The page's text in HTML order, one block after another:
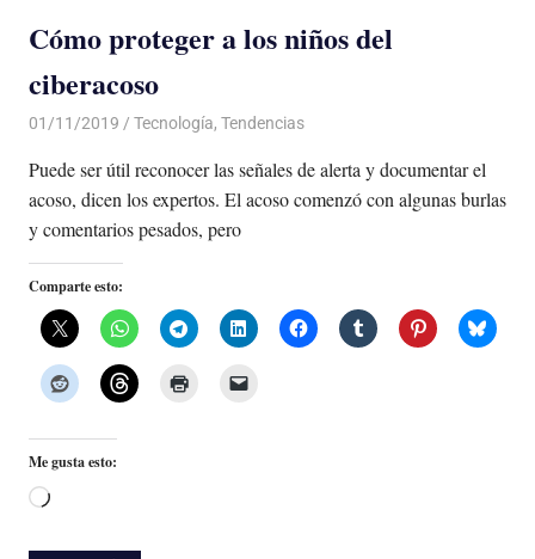
Cómo proteger a los niños del
ciberacoso
01/11/2019 De todo un Poco
Tecnología, Tendencias
Puede ser útil reconocer las señales de alerta y documentar el
acoso, dicen los expertos. El acoso comenzó con algunas burlas
y comentarios pesados, pero
Comparte esto:
Me gusta esto:
Cargando...